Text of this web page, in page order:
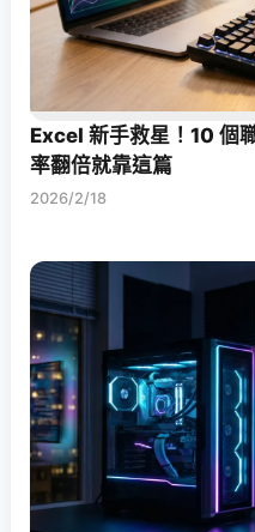
Excel 新手救星！10 個
率翻倍就靠這篇
2026/2/18